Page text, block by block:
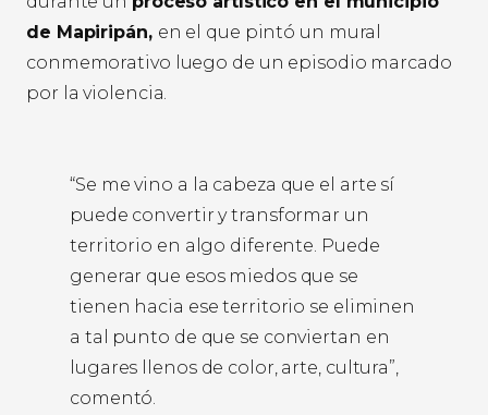
de Mapiripán, en el que pintó un mural
conmemorativo luego de un episodio marcado
por la violencia.
“Se me vino a la cabeza que el arte sí
puede convertir y transformar un
territorio en algo diferente. Puede
generar que esos miedos que se
tienen hacia ese territorio se eliminen
a tal punto de que se conviertan en
lugares llenos de color, arte, cultura”,
comentó.